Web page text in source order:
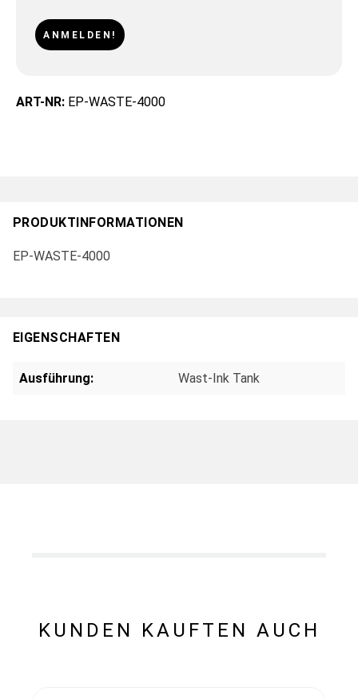
ANMELDEN!
ART-NR: EP-WASTE-4000
PRODUKTINFORMATIONEN
EP-WASTE-4000
EIGENSCHAFTEN
Ausführung: Wast-Ink Tank
KUNDEN KAUFTEN AUCH